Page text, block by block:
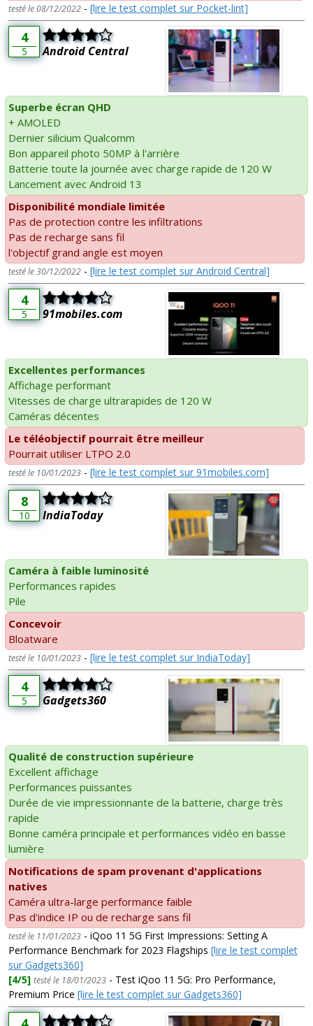
testé le 08/12/2022 - [lire le test complet sur Pocket-lint]
4
5 Android Central
Superbe écran QHD
+ AMOLED
Dernier silicium Qualcomm
Bon appareil photo 50MP à l'arrière
Batterie toute la journée avec charge rapide de 120 W
Lancement avec Android 13
Disponibilité mondiale limitée
Pas de protection contre les infiltrations
Pas de recharge sans fil
l'objectif grand angle est moyen
testé le 30/12/2022 - [lire le test complet sur Android Central]
4
5 91mobiles.com
Excellentes performances
Affichage performant
Vitesses de charge ultrarapides de 120 W
Caméras décentes
Le téléobjectif pourrait être meilleur
Pourrait utiliser LTPO 2.0
testé le 10/01/2023 - [lire le test complet sur 91mobiles.com]
8
10 IndiaToday
Caméra à faible luminosité
Performances rapides
Pile
Concevoir
Bloatware
testé le 10/01/2023 - [lire le test complet sur IndiaToday]
4
5 Gadgets360
Qualité de construction supérieure
Excellent affichage
Performances puissantes
Durée de vie impressionnante de la batterie, charge très
rapide
Bonne caméra principale et performances vidéo en basse
lumière
Notifications de spam provenant d'applications
natives
Caméra ultra-large performance faible
Pas d'indice IP ou de recharge sans fil
testé le 11/01/2023 - iQoo 11 5G First Impressions: Setting A
Performance Benchmark for 2023 Flagships [lire le test complet
sur Gadgets360]
[4/5] testé le 18/01/2023 - Test iQoo 11 5G: Pro Performance,
Premium Price [lire le test complet sur Gadgets360]